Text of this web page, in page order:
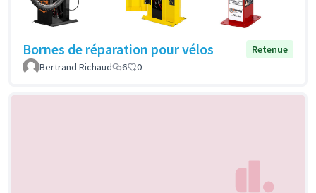
Bornes de réparation pour vélos
Retenue
Bertrand Richaud
6 0